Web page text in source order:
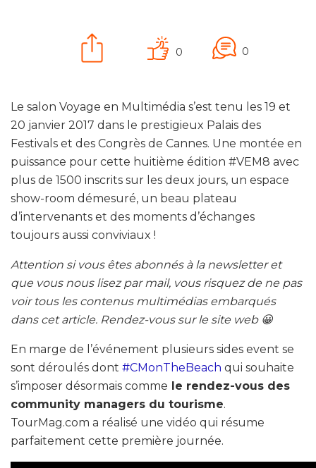
0 0
Le salon Voyage en Multimédia s’est tenu les 19 et
20 janvier 2017 dans le prestigieux Palais des
Festivals et des Congrès de Cannes. Une montée en
puissance pour cette huitième édition #VEM8 avec
plus de 1500 inscrits sur les deux jours, un espace
show-room démesuré, un beau plateau
d’intervenants et des moments d’échanges
toujours aussi conviviaux !
Attention si vous êtes abonnés à la newsletter et
que vous nous lisez par mail, vous risquez de ne pas
voir tous les contenus multimédias embarqués
dans cet article. Rendez-vous sur le site web 😀
En marge de l’événement plusieurs sides event se
sont déroulés dont #CMonTheBeach qui souhaite
s’imposer désormais comme le rendez-vous des
community managers du tourisme.
TourMag.com a réalisé une vidéo qui résume
parfaitement cette première journée.